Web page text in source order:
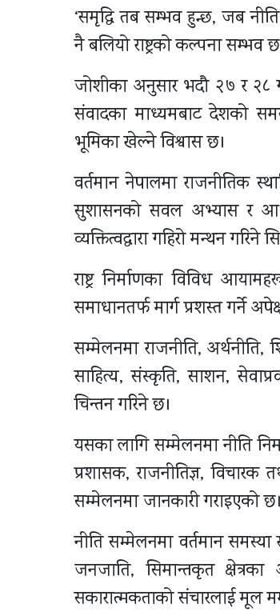
‘समृद्धि तब सम्भव हुन्छ, जब
नै बलियो राष्ट्रको कल्पना सम्भव
जोशीका अनुसार भदौ २७ र २८
संवादका माध्यमबाट देशको
भूमिका खेल्ने विश्वास छ।
वर्तमान नेपालमा राजनीतिक
सुशासनको सवल अभ्यास र
व्यक्तित्वद्वारा गहिरो मन्थन
राष्ट्र निर्माणका विविध
समाधानतर्फ मार्ग प्रशस्त गर्ने
सम्मेलनमा राजनीति, अर्थनीति,
साहित्य, संस्कृति, साशन,
चिन्तन गरिने छ।
यसका लागि सम्मेलनमा नीति
प्रशासक, राजनीतिज्ञ,
सम्मेलनमा जानकारी गराइएको छ।
नीति सम्मेलनमा वर्तमान
जनजाति, सिमान्तकृत
सकारात्मकताको संचारलाई